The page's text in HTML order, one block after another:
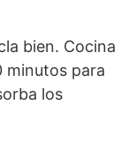
bien. Cocina
minutos para
los